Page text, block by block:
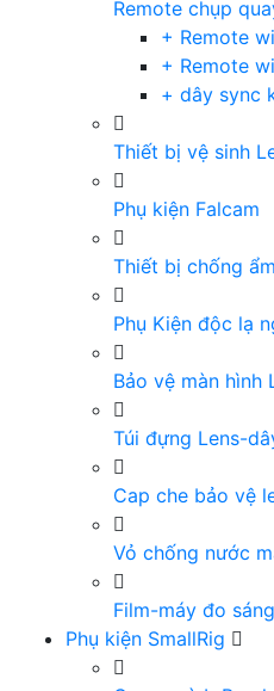
Remote chụp
+ Remote
+ Remote
+ dây sync
Thiết bị vệ sinh
Phụ kiện Falcam
Thiết bị chống ẩm
Phụ Kiện độc lạ
Bảo vệ màn hình
Túi đựng Lens-
Cap che bảo vệ
Vỏ chống nước
Film-máy đo sáng
Phụ kiện SmallRig